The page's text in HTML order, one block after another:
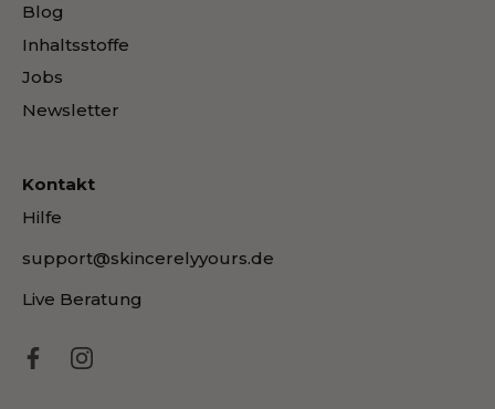
Blog
Inhaltsstoffe
Jobs
Newsletter
Kontakt
Hilfe
support@skincerelyyours.de
Live Beratung